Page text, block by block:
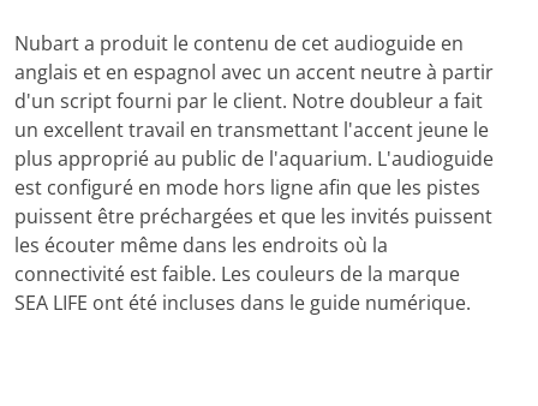
Nubart a produit le contenu de cet audioguide en
anglais et en espagnol avec un accent neutre à partir
d'un script fourni par le client. Notre doubleur a fait
un excellent travail en transmettant l'accent jeune le
plus approprié au public de l'aquarium. L'audioguide
est configuré en mode hors ligne afin que les pistes
puissent être préchargées et que les invités puissent
les écouter même dans les endroits où la
connectivité est faible. Les couleurs de la marque
SEA LIFE ont été incluses dans le guide numérique.